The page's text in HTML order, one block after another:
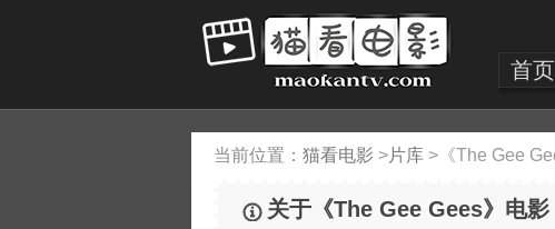
首页
当前位置： 猫看电影 >片库 > 《The Gee
关于《The Gee Gees》电影